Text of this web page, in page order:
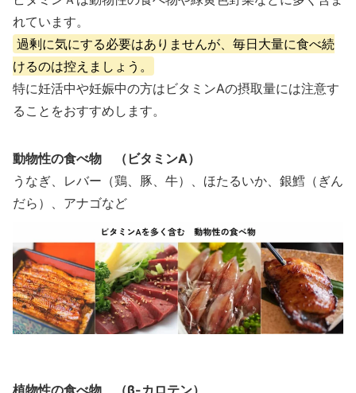
れています。
過剰に気にする必要はありませんが、毎日大量に食べ続
けるのは控えましょう。
特に妊活中や妊娠中の方はビタミンAの摂取量には注意す
ることをおすすめします。
動物性の食べ物 （ビタミンA）
うなぎ、レバー（鶏、豚、牛）、ほたるいか、銀鱈（ぎん
だら）、アナゴなど
植物性の食べ物 （β-カロテン）